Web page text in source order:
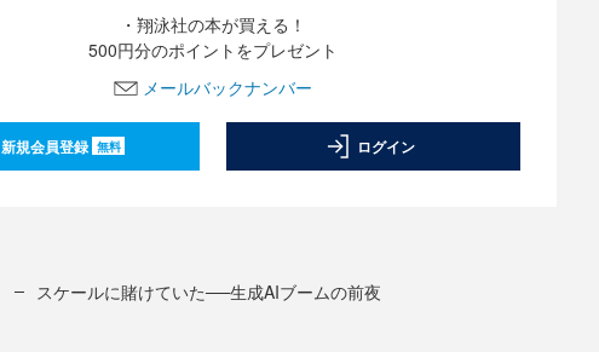
・翔泳社の本が買える！
500円分のポイントをプレゼント
メールバックナンバー
新規会員登録 無料 ログイン
スケールに賭けていた──生成AIブームの前夜